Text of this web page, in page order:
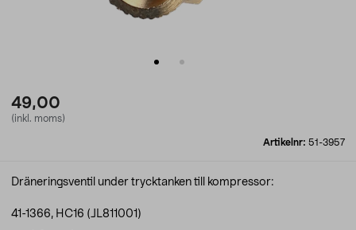
49,00
(inkl. moms)
Artikelnr: 51-3957
Dräneringsventil under trycktanken till kompressor:
41-1366, HC16 (JL811001)